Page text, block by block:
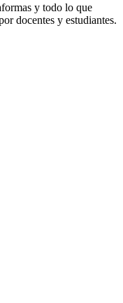
y todo lo que
docentes y estudiantes.